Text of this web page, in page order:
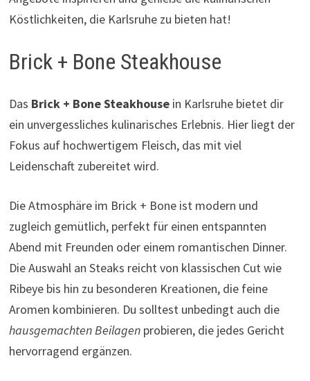
Köstlichkeiten, die Karlsruhe zu bieten hat!
Brick + Bone Steakhouse
Das Brick + Bone Steakhousein Karlsruhe bietet dir
ein unvergessliches kulinarisches Erlebnis. Hier liegt der
Fokus auf hochwertigem Fleisch, das mit viel
Leidenschaft zubereitet wird.
Die Atmosphäre im Brick + Bone ist modern und
zugleich gemütlich, perfekt für einen entspannten
Abend mit Freunden oder einem romantischen Dinner.
Die Auswahl an Steaks reicht von klassischen Cut wie
Ribeye bis hin zu besonderen Kreationen, die feine
Aromen kombinieren. Du solltest unbedingt auch die
hausgemachten Beilagenprobieren, die jedes Gericht
hervorragend ergänzen.